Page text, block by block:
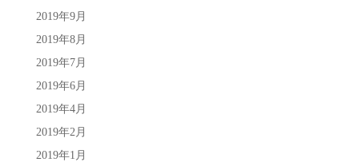
2019年9月
2019年8月
2019年7月
2019年6月
2019年4月
2019年2月
2019年1月